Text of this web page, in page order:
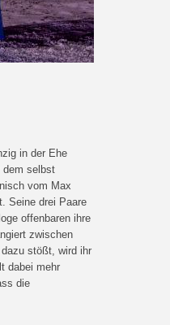
in der Ehe
dem selbst
vom Max
Seine drei Paare
offenbaren ihre
zwischen
stößt, wird ihr
dabei mehr
die